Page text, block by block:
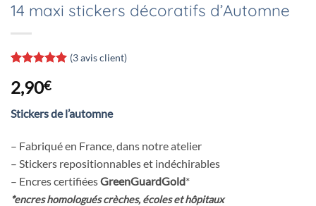
14 maxi stickers décoratifs d’Automne
5 basé sur
notations
client
(3avis client)
2,90€
Stickers de l’automne
– Fabriqué en France, dans notre atelier
– Stickers repositionnables et indéchirables
– Encres certifiéesGreenGuardGold*
*encres homologués crèches, écoles et hôpitaux